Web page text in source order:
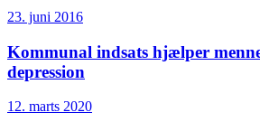
23. juni 2016
Kommunal indsats hjælper
depression
12. marts 2020